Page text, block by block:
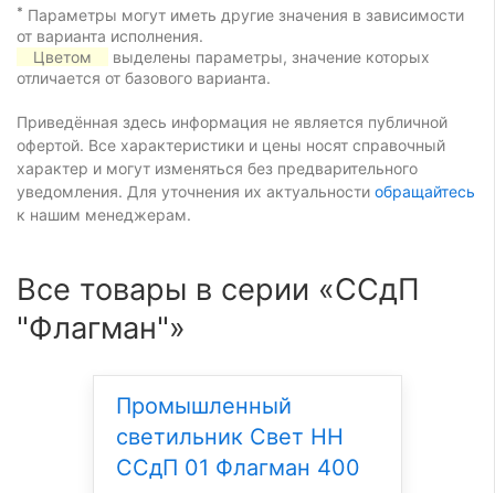
* Параметры могут иметь другие значения в зависимости
от варианта исполнения.
Цветом
выделены параметры, значение которых
отличается от базового варианта.
Приведённая здесь информация не является публичной
офертой. Все характеристики и цены носят справочный
характер и могут изменяться без предварительного
уведомления. Для уточнения их актуальности обращайтесь
к нашим менеджерам.
Все товары в серии «ССдП
"Флагман"»
Промышленный
светильник Свет НН
ССдП 01 Флагман 400